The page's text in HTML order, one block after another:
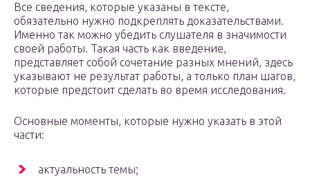
Все сведения, которые указаны в тексте,
обязательно нужно подкреплять доказательствами.
Именно так можно убедить слушателя в значимости
своей работы. Такая часть как введение,
представляет собой сочетание разных мнений, здесь
указывают не результат работы, а только план шагов,
которые предстоит сделать во время исследования.
Основные моменты, которые нужно указать в этой
части:
актуальность темы;